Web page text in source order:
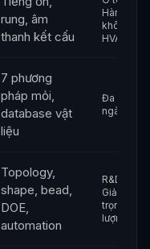
rung, âm
thanh kết cấu
Hàng
không,
HVAC
7 phương
pháp mỏi,
database vật
liệu
Đa
ngành
Topology,
shape, bead,
DOE,
automation
R&D,
Giảm
trọng
lượng